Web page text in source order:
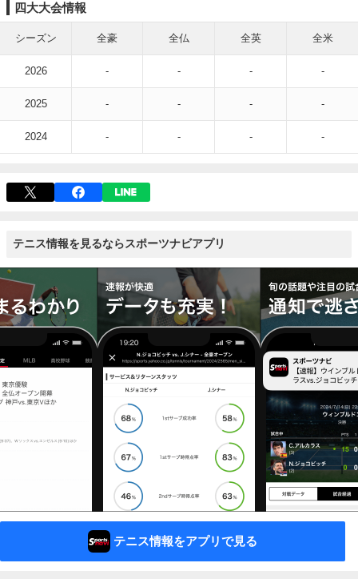
四大大会情報
シーズン 全豪 全仏 全英 全米
2026 - - - -
2025 - - - -
2024 - - - -
テニス情報を見るならスポーツナビアプリ
テニス情報をアプリで見る